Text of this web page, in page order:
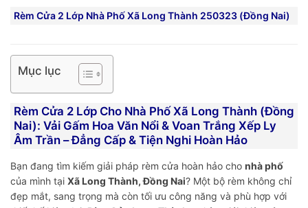
Rèm Cửa 2 Lớp Nhà Phố Xã Long Thành 250323 (Đồng Nai)
Mục lục
Rèm Cửa 2 Lớp Cho Nhà Phố Xã Long Thành (Đồng
Nai): Vải Gấm Hoa Văn Nổi & Voan Trắng Xếp Ly
Âm Trần – Đẳng Cấp & Tiện Nghi Hoàn Hảo
Bạn đang tìm kiếm giải pháp rèm cửa hoàn hảo cho nhà phố
của mình tại Xã Long Thành, Đồng Nai? Một bộ rèm không chỉ
đẹp mắt, sang trọng mà còn tối ưu công năng và phù hợp với